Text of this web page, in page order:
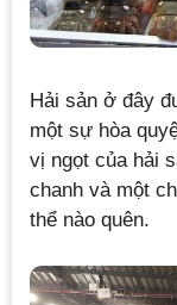
Hải sản ở đây
một sự hòa
vị ngọt của hải
chanh và một
thể nào quên.